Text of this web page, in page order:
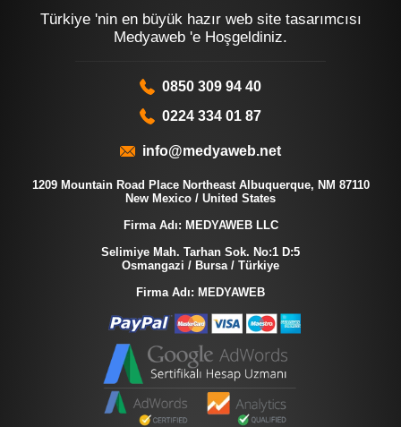
Türkiye 'nin en büyük hazır web site tasarımcısı
Medyaweb 'e Hoşgeldiniz.
0850 309 94 40
0224 334 01 87
info@medyaweb.net
1209 Mountain Road Place Northeast Albuquerque, NM 87110
New Mexico / United States
Firma Adı: MEDYAWEB LLC
Selimiye Mah. Tarhan Sok. No:1 D:5
Osmangazi / Bursa / Türkiye
Firma Adı: MEDYAWEB